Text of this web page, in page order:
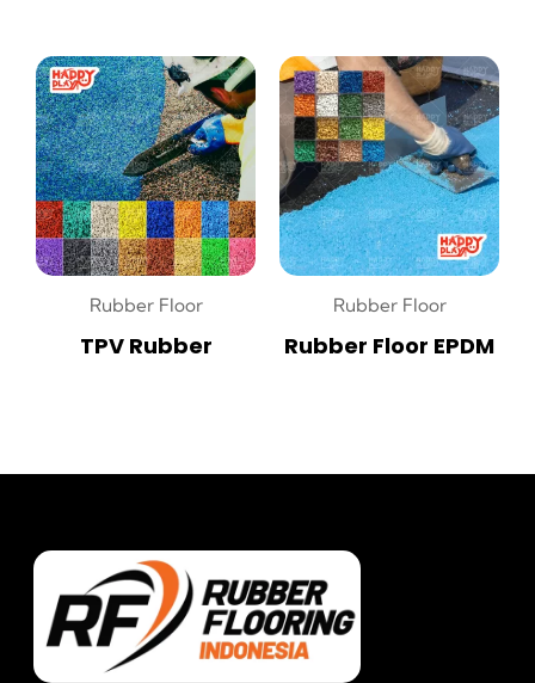
Rubber Floor
TPV Rubber
Rubber Floor
Rubber Floor EPDM